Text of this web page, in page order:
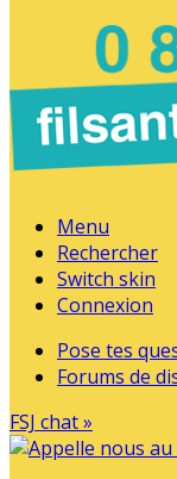
Menu
Rechercher
Switch skin
Connexion
Pose tes
Forums de
FSJ chat »